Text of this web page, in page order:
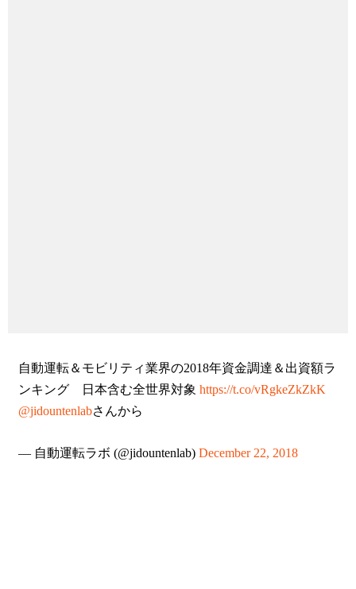
自動運転＆モビリティ業界の2018年資金調達＆出資額ラ
ンキング 日本含む全世界対象 https://t.co/vRgkeZkZkK
@jidountenlabさんから
— 自動運転ラボ (@jidountenlab) December 22, 2018